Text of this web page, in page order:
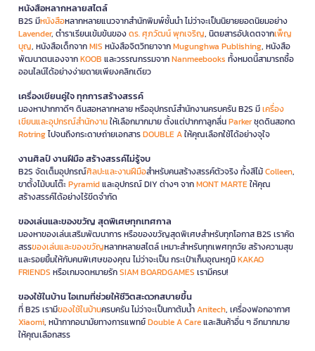
หนังสือหลากหลายสไตล์
B2S มีหนังสือหลากหลายแนวจากสำนักพิมพ์ชั้นนำ ไม่ว่าจะเป็นนิยายยอดนิยมอย่าง
Lavender, ตำราเรียนเข้มข้นของดร. ศุภวัฒน์ พุกเจริญ, นิตยสารอัปเดตจากเพ็ญ
บุญ, หนังสือเด็กจากMIS หนังสือจิตวิทยาจากMugunghwa Publishing, หนังสือ
พัฒนาตนเองจากKOOB และวรรณกรรมจากNanmeebooks ทั้งหมดนี้สามารถซื้อ
ออนไลน์ได้อย่างง่ายดายเพียงคลิกเดียว
เครื่องเขียนคู่ใจ ทุกการสร้างสรรค์
มองหาปากกาดีๆ ดินสอหลากหลาย หรืออุปกรณ์สำนักงานครบครัน B2S มีเครื่อง
เขียนและอุปกรณ์สำนักงานให้เลือกมากมาย ตั้งแต่ปากกาลูกลื่นParkerชุดดินสอกด
Rotringไปจนถึงกระดาษถ่ายเอกสารDOUBLE Aให้คุณเลือกใช้ได้อย่างจุใจ
งานศิลป์ งานฝีมือ สร้างสรรค์ไม่รู้จบ
B2S จัดเต็มอุปกรณ์ศิลปะและงานฝีมือสำหรับคนสร้างสรรค์ตัวจริง ทั้งสีไม้Colleen,
ขาตั้งไม้บนโต๊ะPyramidและอุปกรณ์ DIY ต่างๆ จากMONT MARTEให้คุณ
สร้างสรรค์ได้อย่างไร้ขีดจำกัด
ของเล่นและของขวัญ สุดพิเศษทุกเทศกาล
มองหาของเล่นเสริมพัฒนาการ หรือของขวัญสุดพิเศษสำหรับทุกโอกาส B2S เราคัด
สรรของเล่นและของขวัญหลากหลายสไตล์ เหมาะสำหรับทุกเพศทุกวัย สร้างความสุข
และรอยยิ้มให้กับคนพิเศษของคุณ ไม่ว่าจะเป็น กระเป๋าเก็บอุณหภูมิKAKAO
FRIENDS หรือเกมจดหมายรักSIAM BOARDGAMES เรามีครบ!
ของใช้ในบ้าน ไอเทมที่ช่วยให้ชีวิตสะดวกสบายขึ้น
ที่ B2S เรามีของใช้ในบ้านครบครัน ไม่ว่าจะเป็นกาต้มน้ำAnitech, เครื่องฟอกอากาศ
Xiaomi, หน้ากากอนามัยทางการแพทย์Double A Careและสินค้าอื่น ๆ อีกมากมาย
ให้คุณเลือกสรร